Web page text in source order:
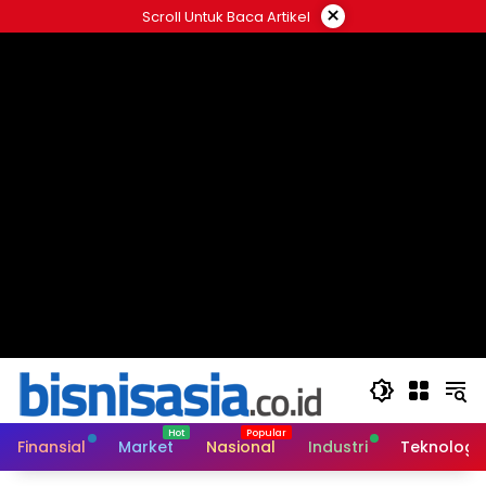
ke
Scroll Untuk Baca Artikel ×
Finansial Market Nasional Industri Teknologi